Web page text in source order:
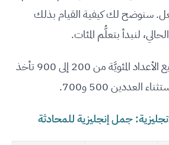
سنوضح لك كيفية القيام بذلك
لنبدأ بتعلُّم المئات.
ويُرجى ملاحظة أنّ جميع الأعداد المئويَّة من 200 إلى 900 تأخذ
جمل إنجليزية للمحادثة